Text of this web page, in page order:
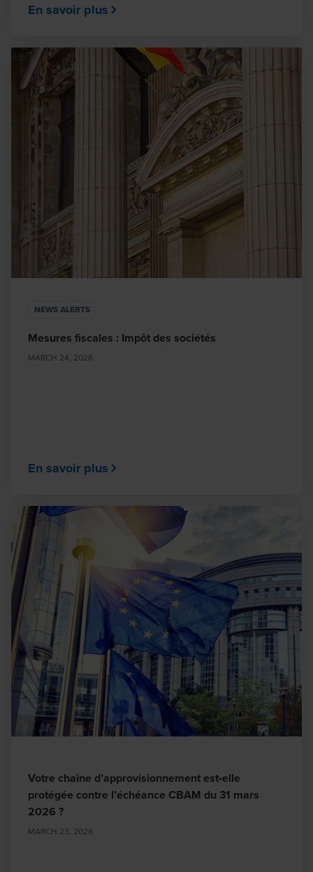
En savoir plus
NEWS ALERTS
Mesures fiscales : Impôt des sociétés
MARCH 24, 2026
En savoir plus
Votre chaîne d’approvisionnement est‑elle
protégée contre l’échéance CBAM du 31 mars
2026 ?
MARCH 23, 2026